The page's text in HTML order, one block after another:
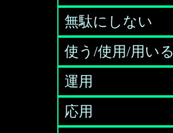
無駄にしない
使う/使用/用いる
運用
応用